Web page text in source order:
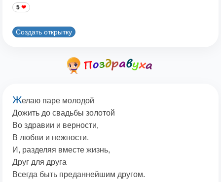
5
Создать открытку
Желаю паре молодой
Дожить до свадьбы золотой
Во здравии и верности,
В любви и нежности.
И, разделяя вместе жизнь,
Друг для друга
Всегда быть преданнейшим другом.